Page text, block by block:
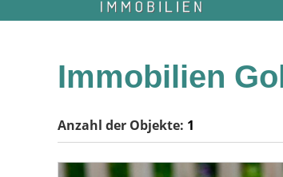
Immobilien
Anzahl der Objekte: 1